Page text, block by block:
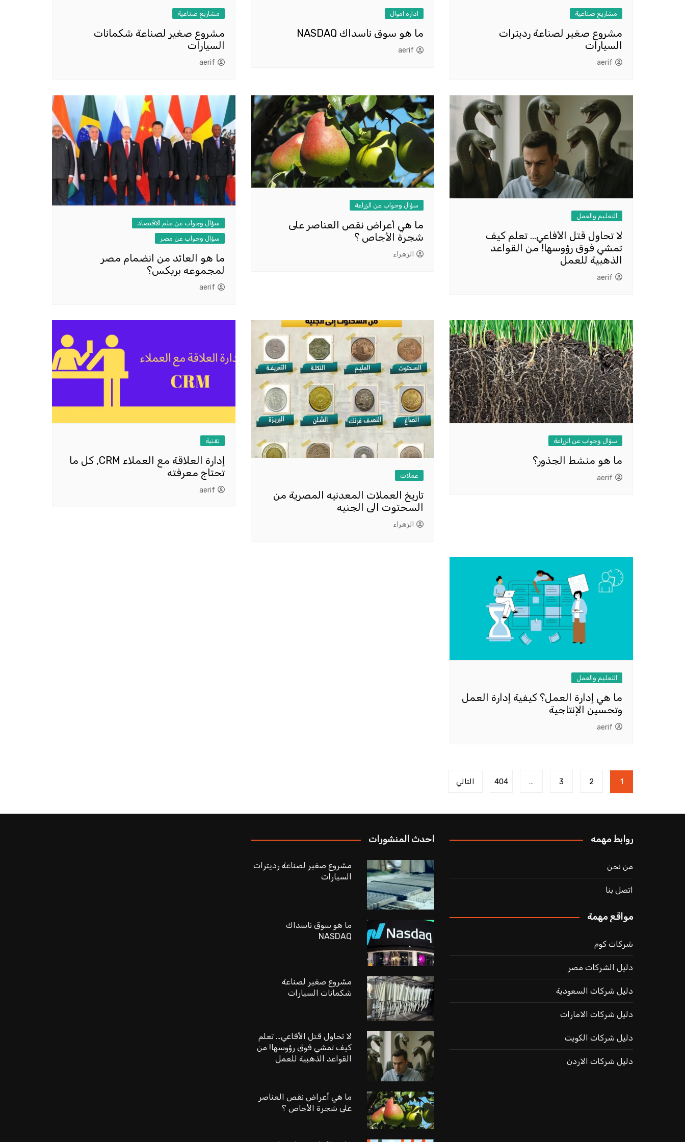
مشاريع صناعية
مشروع صغير لصناعة رديترات
السيارات
aerif
ادارة اموال
ما هو سوق ناسداك NASDAQ
aerif
مشاريع صناعية
مشروع صغير لصناعة شكمانات
السيارات
aerif
التعليم والعمل
لا تحاول قتل الأفاعي… تعلم كيف
تمشي فوق رؤوسها! من القواعد
الذهبية للعمل
aerif
سؤال وجواب عن الزراعة
ما هي أعراض نقص العناصر على
شجرة الأجاص ؟
الزهراء
سؤال وجواب عن علم الاقتصاد
سؤال وجواب عن مصر
ما هو العائد من انضمام مصر
لمجموعه بريكس؟
aerif
سؤال وجواب عن الزراعة
ما هو منشط الجذور؟
aerif عملات
تاريخ العملات المعدنيه المصرية من
السحتوت الى الجنيه
الزهراء
تقنية
إدارة العلاقة مع العملاء CRM, كل ما
تحتاج معرفته
aerif
التعليم والعمل
ما هي إدارة العمل؟ كيفية إدارة العمل
وتحسين الإنتاجية
aerif
تعدد
صفحات
المقالات
1
2
3
…
404 التالي
روابط مهمه
من نحن
اتصل بنا
مواقع مهمة
شركات كوم
دليل الشركات مصر
دليل شركات السعودية
دليل شركات الامارات
دليل شركات الكويت
دليل شركات الاردن
احدث المنشورات
مشروع صغير لصناعة رديترات
السيارات
ما هو سوق ناسداك
NASDAQ
مشروع صغير لصناعة
شكمانات السيارات
لا تحاول قتل الأفاعي… تعلم
كيف تمشي فوق رؤوسها! من
القواعد الذهبية للعمل
ما هي أعراض نقص العناصر
على شجرة الأجاص ؟